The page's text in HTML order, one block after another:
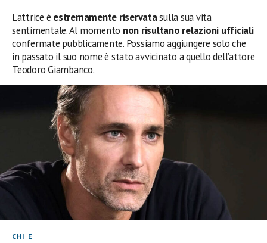
L’attrice è estremamente riservatasulla sua vita
sentimentale. Al momento non risultano relazioni ufficiali
confermate pubblicamente. Possiamo aggiungere solo che
in passato il suo nome è stato avvicinato a quello dell’attore
Teodoro Giambanco.
CHI È